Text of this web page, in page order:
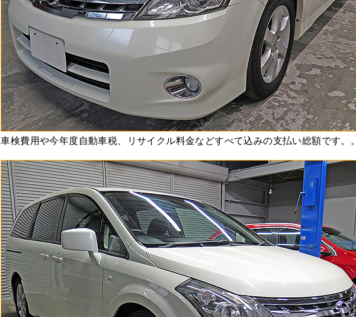
車検費用や今年度自動車税、リサイクル料金などすべて込みの支払い総額です。。